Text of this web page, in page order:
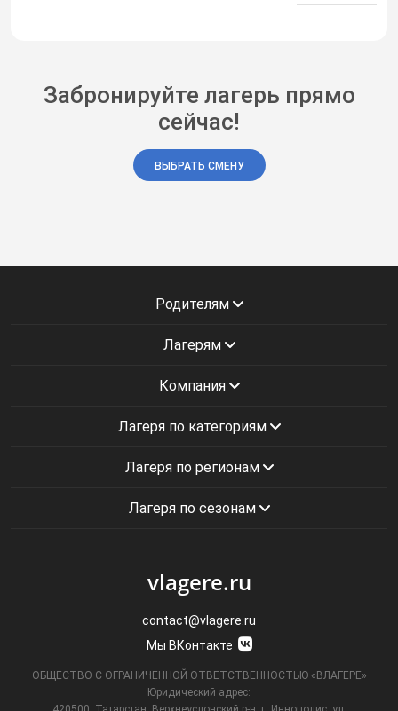
Забронируйте лагерь прямо
сейчас!
ВЫБРАТЬ СМЕНУ
Родителям
Лагерям
Компания
Лагеря по категориям
Лагеря по регионам
Лагеря по сезонам
vlagere.ru
contact@vlagere.ru
Мы ВКонтакте
ОБЩЕСТВО С ОГРАНИЧЕННОЙ ОТВЕТСТВЕННОСТЬЮ «ВЛАГЕРЕ»
Юридический адрес: